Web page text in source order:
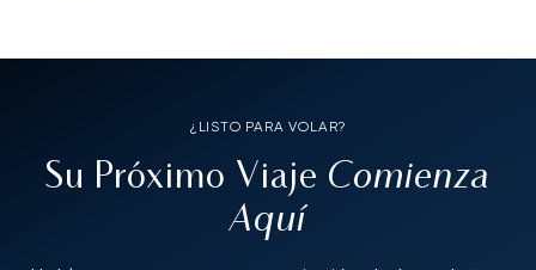
¿LISTO PARA VOLAR?
Su Próximo Viaje Comienza
Aquí